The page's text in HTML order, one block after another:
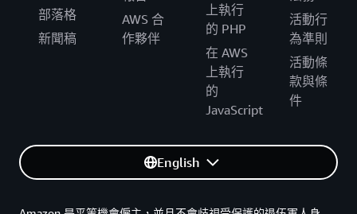
部落格
新聞稿
AWS 合
作夥伴
上執行
的 PHP
在 AWS
上執行
的
JavaScript
活動行
為準則
活動條
款與條
件
English